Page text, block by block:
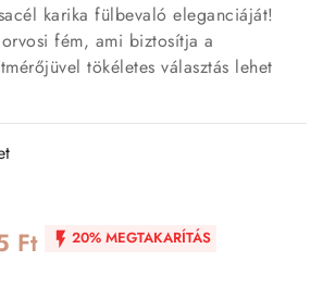
karika fülbevaló eleganciáját!
fém, ami biztosítja a
tökéletes választás lehet
Ft  20% MEGTAKARÍTÁS